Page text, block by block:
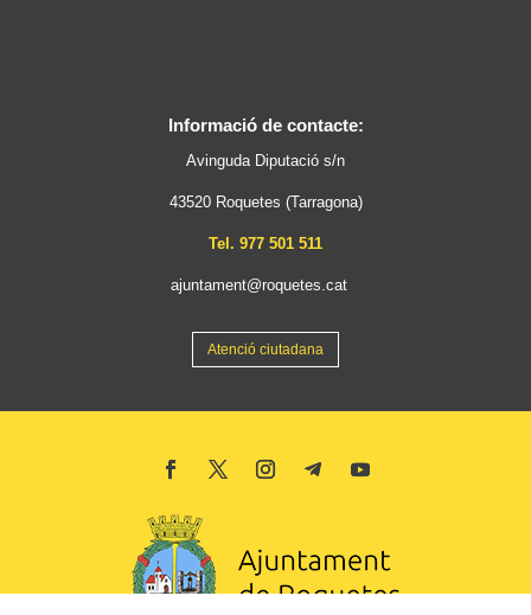
Informació de contacte:
Avinguda Diputació s/n
43520 Roquetes (Tarragona)
Tel. 977 501 511
ajuntament@roquetes.cat
Atenció ciutadana